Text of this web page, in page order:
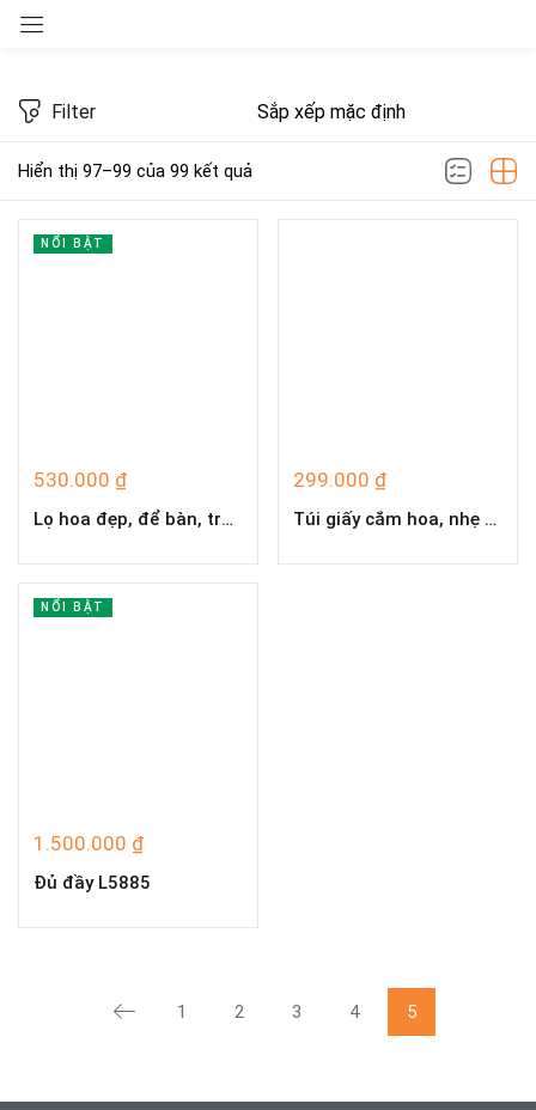
Giá
FILTER
Tags
Hiển thị 97–99 của 99 kết quả
Filter
NỔI BẬT
530.000 ₫
Lọ hoa đẹp, để bàn, trang trí nhà ở, cửa hàng, văn phòng L4258
299.000 ₫
Túi giấy cắm hoa, nhẹ nhàng, trẻ trung L4285
NỔI BẬT
1.500.000 ₫
Đủ đầy L5885
1 2 3 4 5